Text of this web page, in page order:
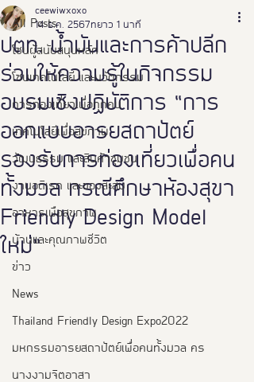
All Posts
โซนผู้สนับสนุนหลัก
โซนเทคโนโลยี และนวัตกรรม
การท่องเที่ยวเพื่อทุกคน
เทคโนโลยีเพื่อสุขภาพ
วัฒนธรรม และสินค้าชุมชน
งานอดิเรก และของสะสม
อาหารเพือสุขภาพ
บ้านและคุณภาพชีวิต
ข่าว
News
Thailand Friendly Design Expo2022
มหกรรมอารยสถาปัตย์เพื่อคนทั้งมวล คร
นางงามจิตอาสา
ปตท. น้ำมันและการค้าปลีก
ร่วมให้ความรู้ในกิจกรรม
อบรมเชิงปฏิบัติการ “การ
ออกแบบอารยสถาปัตย์
รองรับการท่องเที่ยวเพื่อคน
ทั้งมวล กรณีศึกษาห้องสุขา
Friendly Design Model
ใหม่”
ceewiwxoxo
14 ธ.ค. 2567
ยาว 1 นาที